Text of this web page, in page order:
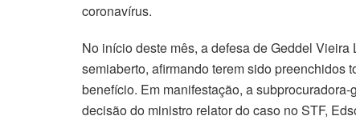
coronavírus.
No início deste mês, a defesa de Geddel
semiaberto, afirmando terem sido preenchidos
benefício. Em manifestação, a
decisão do ministro relator do caso no STF,